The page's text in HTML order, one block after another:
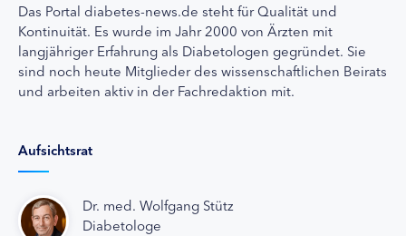
Das Portal diabetes-news.de steht für Qualität und
Kontinuität. Es wurde im Jahr 2000 von Ärzten mit
langjähriger Erfahrung als Diabetologen gegründet. Sie
sind noch heute Mitglieder des wissenschaftlichen Beirats
und arbeiten aktiv in der Fachredaktion mit.
Aufsichtsrat
Dr. med. Wolfgang Stütz
Diabetologe